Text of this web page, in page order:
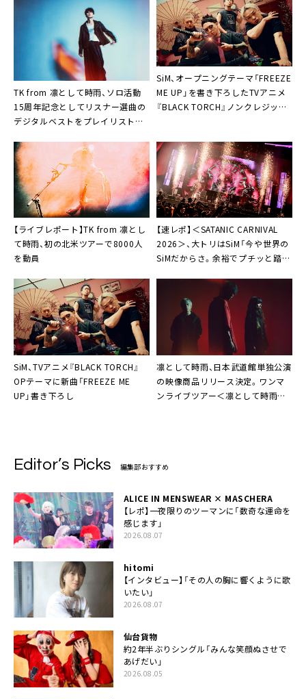
TK from 凛として時雨、ソロ活動
15周年記念としてリスナー選曲の
デジタルベストをプレイリストと
SiM、オープニングテーマ「FREEZE
ME UP」を書き下ろしたTVアニメ
『BLACK TORCH』ノンクレジット
【ライブレポート】TK from 凛とし
て時雨、初の北米ツアーで8000人
を動員
【速レポ】＜SATANIC CARNIVAL
2026＞、大トリはSiM「今や世界の
SiMだからさ。余裕でプチッと踏み
SiM、TVアニメ『BLACK TORCH』
OPテーマに新曲「FREEZE ME
UP」書き下ろし
凛として時雨、日本武道館単独公演
の映像商品リリース決定。ワンマ
ンライブツアー＜凛として時雨
Editor’s Picks 編集部おすすめ
ALICE IN MENSWEAR × MASCHERA
【レポ】一夜限りのツーマンに「数奇な運命を
感じます」
2026.08.07
hitomi
【インタビュー】「その人の胸に響くように歌
いたい」
2026.08.07
仙台貨物
約2年半ぶりシングル「みんな笑顔ぬさせで
あげだい」
2026.08.05